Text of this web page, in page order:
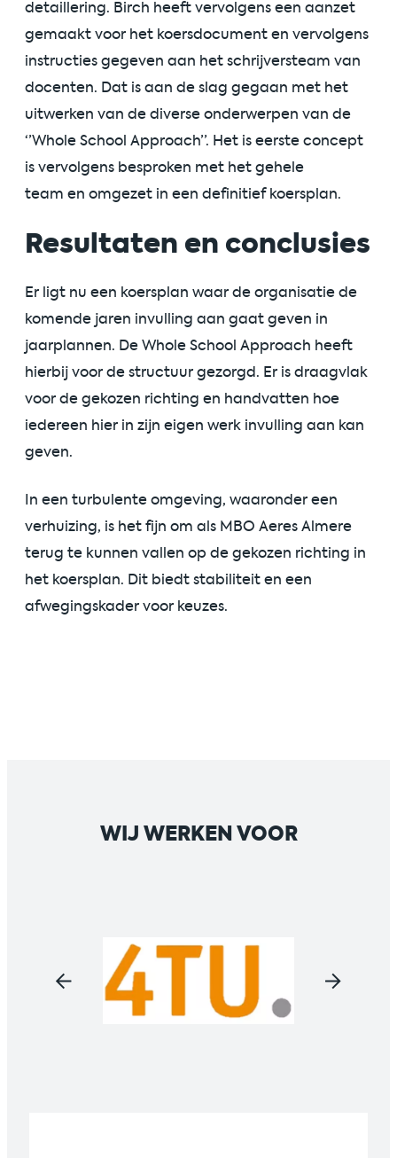
detaillering. Birch heeft vervolgenseen aanzet
gemaakt voor het koersdocument en vervolgens
instructies gegeven aan hetschrijversteam van
docenten. Dat isaan de slag gegaan met het
uitwerken van de diverseonderwerpen van de
‘’WholeSchool Approach’’. Het iseerste concept
isvervolgens besproken met het gehele
team en omgezet in een definitief koersplan.
Resultaten en conclusies
Er ligt nu een koersplan waar de organisatie de
komende jaren invulling aan gaat geven in
jaarplannen. De Whole School Approach heeft
hierbij voor de structuur gezorgd. Er is draagvlak
voor de gekozen richting en handvatten hoe
iedereen hier in zijn eigen werk invulling aan kan
geven.
In een turbulente omgeving, waaronder een
verhuizing, is het fijn om als MBO Aeres Almere
terug te kunnen vallen op de gekozen richting in
het koersplan. Dit biedt stabiliteit en een
afwegingskader voor keuzes.
WIJ WERKEN VOOR